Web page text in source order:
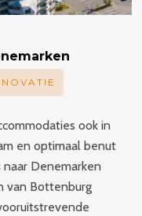
ook in
en optimaal benut
naar Denemarken
van Bottenburg